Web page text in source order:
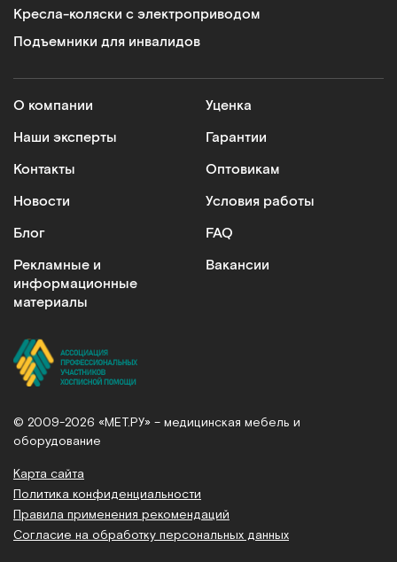
Кресла-коляски с электроприводом
Подъемники для инвалидов
О компании
Наши эксперты
Контакты
Новости
Блог
Рекламные и
информационные
материалы
Уценка
Гарантии
Оптовикам
Условия работы
FAQ
Вакансии
© 2009-2026 «МЕТ.РУ» – медицинская мебель и
оборудование
Карта сайта
Политика конфиденциальности
Правила применения рекомендаций
Согласие на обработку персональных данных